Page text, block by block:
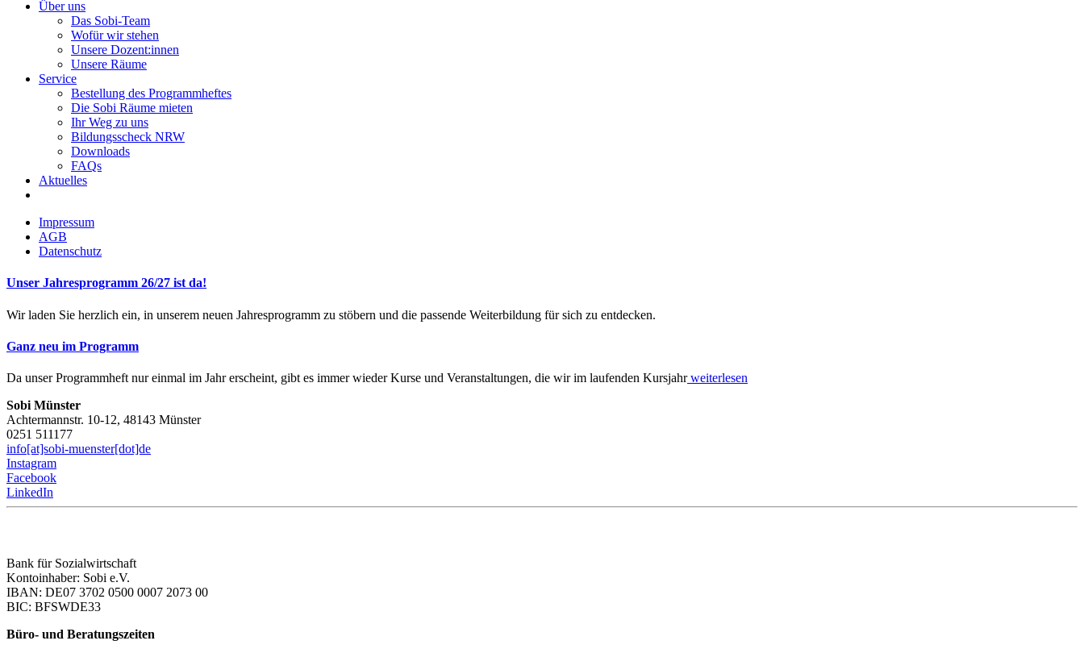
Über uns
Das Sobi-Team
Wofür wir stehen
Unsere Dozent:innen
Unsere Räume
Service
Bestellung des Programmheftes
Die Sobi Räume mieten
Ihr Weg zu uns
Bildungsscheck NRW
Downloads
FAQs
Aktuelles
Impressum
AGB
Datenschutz
Unser Jahresprogramm 26/27 ist da!
Wir laden Sie herzlich ein, in unserem neuen Jahresprogramm zu stöbern und die passende Weiterbildung für sich zu entdecken.
Ganz neu im Programm
Da unser Programmheft nur einmal im Jahr erscheint, gibt es immer wieder Kurse und Veranstaltungen, die wir im laufenden Kursjahrweiterlesen
Sobi Münster
Achtermannstr. 10-12, 48143 Münster
0251 511177
info[at]sobi-muenster[dot]de
Instagram
Facebook
LinkedIn
Bank für Sozialwirtschaft
Kontoinhaber: Sobi e.V.
IBAN: DE07 3702 0500 0007 2073 00
BIC: BFSWDE33
Büro- und Beratungszeiten